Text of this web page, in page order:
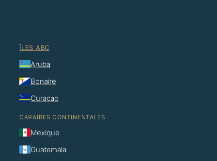
ÎLES ABC
Aruba
Bonaire
Curaçao
CARAÏBES CONTINENTALES
Mexique
Guatemala